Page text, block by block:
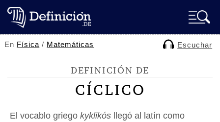
En Física / Matemáticas Escuchar
DEFINICIÓN DE
CÍCLICO
El vocablo griego kyklikós llegó al latín como